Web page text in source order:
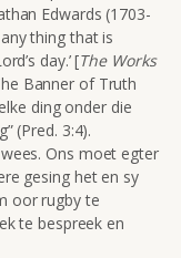
Edwards (1703-
thing that is
day.’ [The Works
Banner of Truth
ding onder die
(Pred. 3:4).
Ons moet egter
gesing het en sy
oor rugby te
te bespreek en